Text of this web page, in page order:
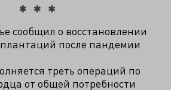
сообщил о восстановлении
после пандемии
треть операций по
от общей потребности